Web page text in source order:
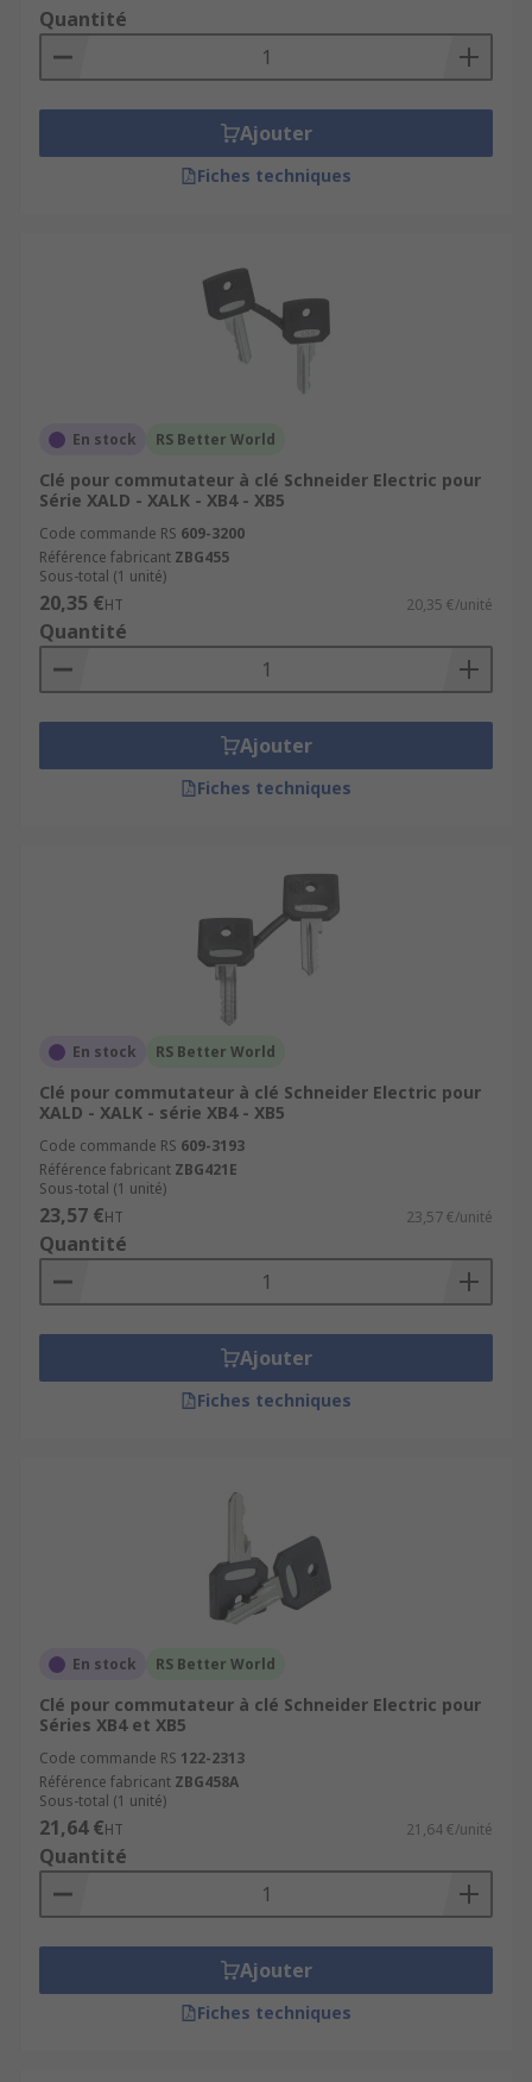
Quantité
Ajouter
Fiches techniques
En stock RS Better World
Clé pour commutateur à clé Schneider Electric pour
Série XALD - XALK - XB4 - XB5
Code commande RS 609-3200
Référence fabricant ZBG455
Sous-total (1 unité)
20,35 €HT 20,35 €/unité
Quantité
Ajouter
Fiches techniques
En stock RS Better World
Clé pour commutateur à clé Schneider Electric pour
XALD - XALK - série XB4 - XB5
Code commande RS 609-3193
Référence fabricant ZBG421E
Sous-total (1 unité)
23,57 €HT 23,57 €/unité
Quantité
Ajouter
Fiches techniques
En stock RS Better World
Clé pour commutateur à clé Schneider Electric pour
Séries XB4 et XB5
Code commande RS 122-2313
Référence fabricant ZBG458A
Sous-total (1 unité)
21,64 €HT 21,64 €/unité
Quantité
Ajouter
Fiches techniques